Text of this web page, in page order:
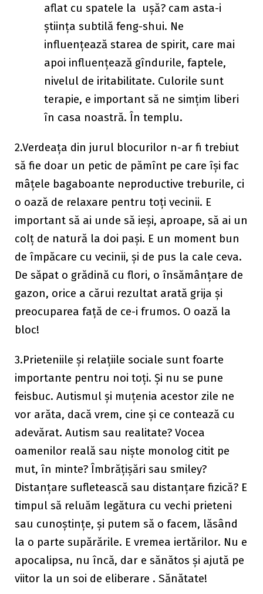
aflat cu spatele la ușă? cam asta-i
știința subtilă feng-shui. Ne
influențează starea de spirit, care mai
apoi influențează gîndurile, faptele,
nivelul de iritabilitate. Culorile sunt
terapie, e important să ne simțim liberi
în casa noastră. În templu.
2.Verdeața din jurul blocurilor n-ar fi trebiut
să fie doar un petic de pămînt pe care își fac
mâțele bagaboante neproductive treburile, ci
o oază de relaxare pentru toți vecinii. E
important să ai unde să ieși, aproape, să ai un
colț de natură la doi pași. E un moment bun
de împăcare cu vecinii, și de pus la cale ceva.
De săpat o grădină cu flori, o însămânțare de
gazon, orice a cărui rezultat arată grija și
preocuparea față de ce-i frumos. O oază la
bloc!
3.Prieteniile și relațiile sociale sunt foarte
importante pentru noi toți. Și nu se pune
feisbuc. Autismul și muțenia acestor zile ne
vor arăta, dacă vrem, cine și ce contează cu
adevărat. Autism sau realitate? Vocea
oamenilor reală sau niște monolog citit pe
mut, în minte? Îmbrățișări sau smiley?
Distanțare sufletească sau distanțare fizică? E
timpul să reluăm legătura cu vechi prieteni
sau cunoștințe, și putem să o facem, lăsând
la o parte supărările. E vremea iertărilor. Nu e
apocalipsa, nu încă, dar e sănătos și ajută pe
viitor la un soi de eliberare . Sănătate!